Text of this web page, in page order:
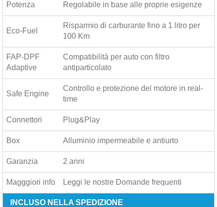
Potenza Regolabile in base alle proprie esigenze
Eco-Fuel
Risparmio di carburante fino a 1 litro per
100 Km
FAP-DPF
Adaptive
Compatibilità per auto con filtro
antiparticolato
Safe Engine
Controllo e protezione del motore in real-
time
Connettori Plug&Play
Box Alluminio impermeabile e antiurto
Garanzia 2 anni
Magggiori info Leggi le nostre Domande frequenti
INCLUSO NELLA SPEDIZIONE